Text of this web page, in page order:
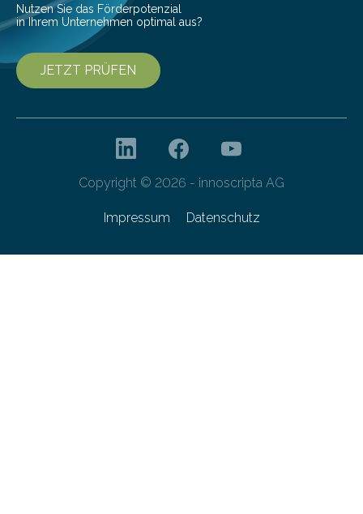
Nutzen Sie das Förderpotenzial
in Ihrem Unternehmen optimal aus?
JETZT PRÜFEN
Copyright © 2026 - innoscripta AG
Impressum Datenschutz